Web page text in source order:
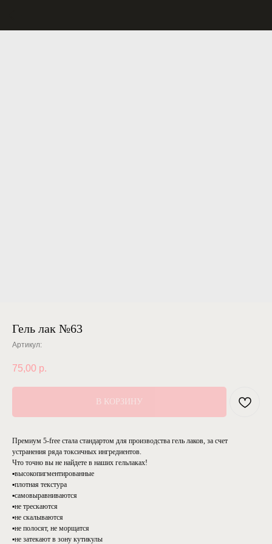
Гель лак №63
Артикул:
75,00 р.
В КОРЗИНУ
Премиум 5-free стала стандартом для производства гель лаков, за счет
устранения ряда токсичных ингредиентов.
Что точно вы не найдете в наших гельлаках!
▪️высокопигментированные
▪️плотная текстура
▪️самовыравниваются
▪️не трескаются
▪️не скалываются
▪️не полосят, не морщатся
▪️не затекают в зону кутикулы